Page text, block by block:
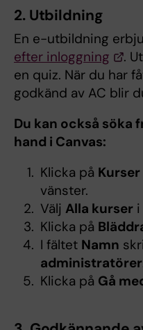
2. Utbildning
En e-utbildning
efter inloggning
.
en quiz. När du har
godkänd av AC blir
Du kan också söka
hand i Canvas:
Klicka på Kurser
vänster.
Välj Alla kurser i
Klicka på
I fältet Namn
administratörer
Klicka på Gå